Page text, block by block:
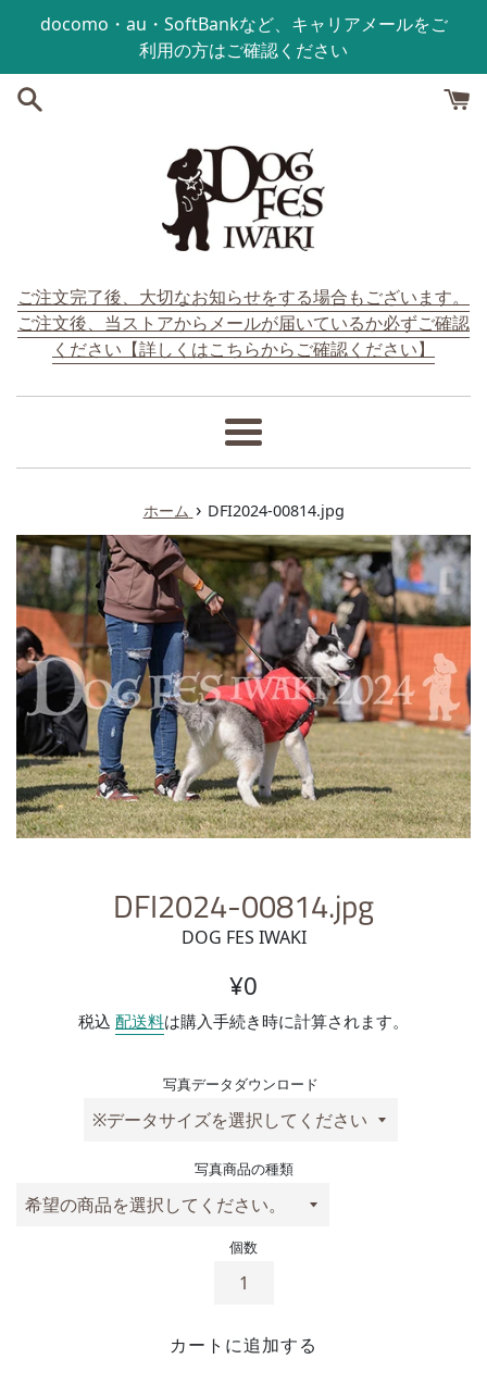
コンテンツにスキップする
docomo・au・SoftBankなど、キャリアメールをご
利用の方はご確認ください
ご注文完了後、大切なお知らせをする場合もございます。
ご注文後、当ストアからメールが届いているか必ずご確認
ください【詳しくはこちらからご確認ください】
メ
ニ
ー
ホーム › DFI2024-00814.jpg
DFI2024-00814.jpg
DOG FES IWAKI
通常価格
¥0
税込 配送料は購入手続き時に計算されます。
写真データダウンロード
写真商品の種類
個数
カートに追加する